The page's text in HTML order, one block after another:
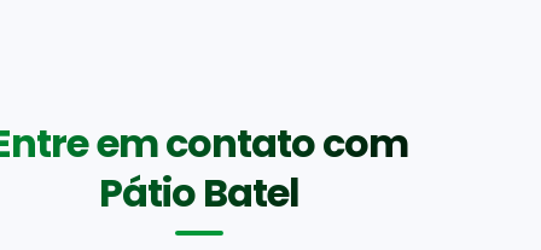
em contato com
Pátio Batel